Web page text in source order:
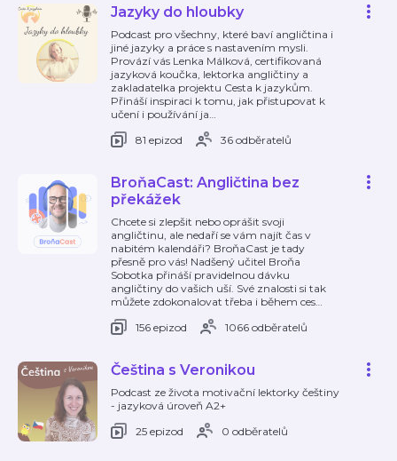
Jazyky do hloubky
Podcast pro všechny, které baví angličtina i
jiné jazyky a práce s nastavením mysli.
Provází vás Lenka Málková, certifikovaná
jazyková koučka, lektorka angličtiny a
zakladatelka projektu Cesta k jazykům.
Přináší inspiraci k tomu, jak přistupovat k
učení i používání ja…
81 epizod
36 odběratelů
BroňaCast: Angličtina bez
překážek
Chcete si zlepšit nebo oprášit svoji
angličtinu, ale nedaří se vám najít čas v
nabitém kalendáři? BroňaCast je tady
přesně pro vás! Nadšený učitel Broňa
Sobotka přináší pravidelnou dávku
angličtiny do vašich uší. Své znalosti si tak
můžete zdokonalovat třeba i během ces…
156 epizod
1066 odběratelů
Čeština s Veronikou
Podcast ze života motivační lektorky češtiny
- jazyková úroveň A2+
25 epizod
0 odběratelů